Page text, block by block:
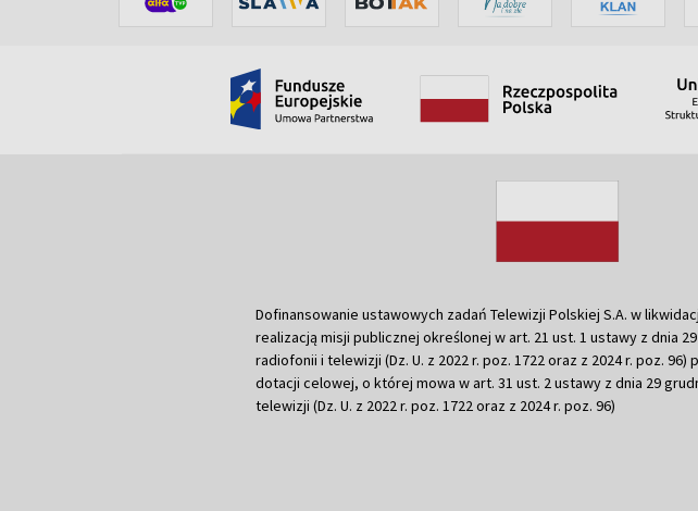
Dofinansowanie ustawowych zadań Telewizji Polskiej S.A. w
realizacją misji publicznej określonej w art. 21 ust. 1 ustawy z dnia
radiofonii i telewizji (Dz. U. z 2022 r. poz. 1722 oraz z 2024 r. poz.
dotacji celowej, o której mowa w art. 31 ust. 2 ustawy z dnia 29
telewizji (Dz. U. z 2022 r. poz. 1722 oraz z 2024 r. poz. 96)